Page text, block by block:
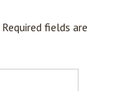
Required fields are